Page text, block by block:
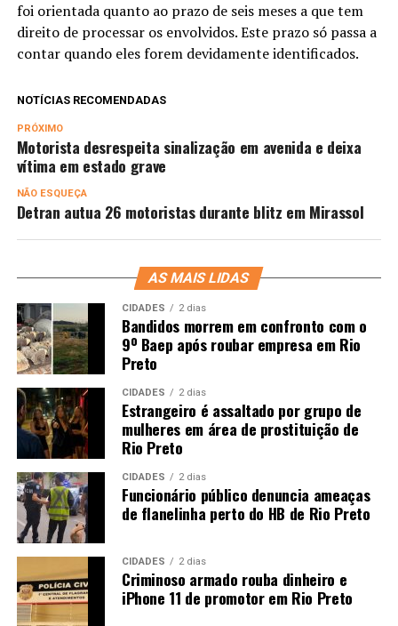
foi orientada quanto ao prazo de seis meses a que tem
direito de processar os envolvidos. Este prazo só passa a
contar quando eles forem devidamente identificados.
NOTÍCIAS RECOMENDADAS
PRÓXIMO
Motorista desrespeita sinalização em avenida e deixa
vítima em estado grave
NÃO ESQUEÇA
Detran autua 26 motoristas durante blitz em Mirassol
AS MAIS LIDAS
CIDADES 2 dias
Bandidos morrem em confronto com o
9º Baep após roubar empresa em Rio
Preto
CIDADES 2 dias
Estrangeiro é assaltado por grupo de
mulheres em área de prostituição de
Rio Preto
CIDADES 2 dias
Funcionário público denuncia ameaças
de flanelinha perto do HB de Rio Preto
CIDADES 2 dias
Criminoso armado rouba dinheiro e
iPhone 11 de promotor em Rio Preto